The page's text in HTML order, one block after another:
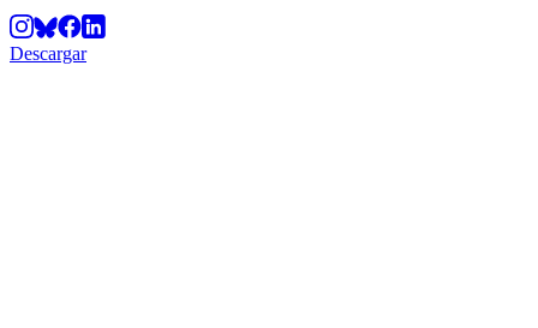
Descargar